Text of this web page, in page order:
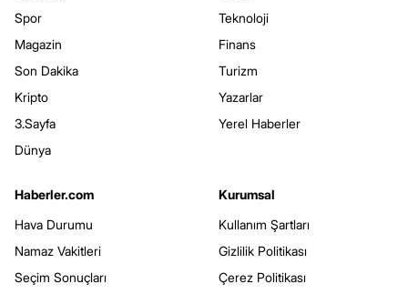
Spor
Magazin
Son Dakika
Kripto
3.Sayfa
Dünya
Teknoloji
Finans
Turizm
Yazarlar
Yerel Haberler
Haberler.com
Hava Durumu
Namaz Vakitleri
Seçim Sonuçları
Kurumsal
Kullanım Şartları
Gizlilik Politikası
Çerez Politikası